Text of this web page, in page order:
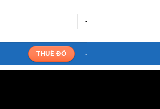
-
THUÊ ĐỒ -